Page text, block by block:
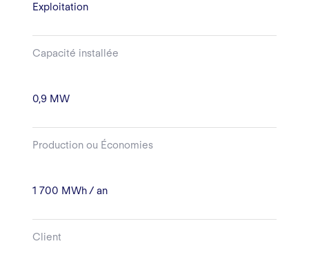
Exploitation
Capacité installée
0,9 MW
Production ou Économies
1 700 MWh / an
Client